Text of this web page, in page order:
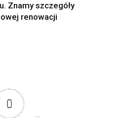
Znamy szczegóły
renowacji
0